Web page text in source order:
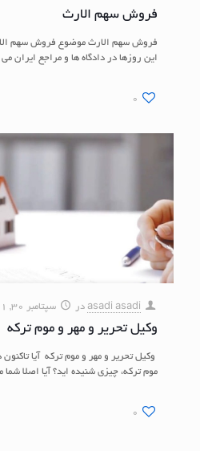
فروش سهم الارث
فروش سهم الارث موضوع فروش سهم
این روزها در دادگاه ها و مراجع ایران
0
asadi asadi در سپتامبر 30, 2021
وکیل تحریر و مهر و موم ترکه
وکیل تحریر و مهر و موم ترکه آیا
موم ترکه، چیزی شنیده اید؟ آیا اصلا شما
0